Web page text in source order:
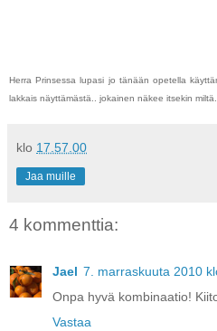
Herra Prinsessa lupasi jo tänään opetella
lakkais näyttämästä.. jokainen näkee itsekin
klo 17.57.00
Jaa muille
4 kommenttia:
Jael 7. marraskuuta 2010
Onpa hyvä kombinaatio!
Vastaa